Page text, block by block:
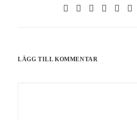
LÄGG TILL KOMMENTAR